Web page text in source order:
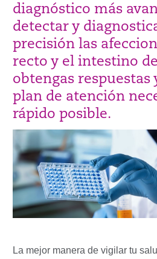
diagnóstico más
detectar y
precisión las
recto y el intestino
obtengas respuestas
plan de atención
rápido posible.
La mejor manera de vigilar tu